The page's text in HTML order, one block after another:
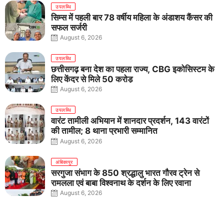
उपलब्धि
सिम्स में पहली बार 78 वर्षीय महिला के अंडाशय कैंसर की
सफल सर्जरी
August 6, 2026
उपलब्धि
छत्तीसगढ़ बना देश का पहला राज्य, CBG इकोसिस्टम के
लिए केंद्र से मिले 50 करोड़
August 6, 2026
उपलब्धि
वारंट तामीली अभियान में शानदार प्रदर्शन, 143 वारंटों
की तामील; 8 थाना प्रभारी सम्मानित
August 6, 2026
अंबिकापुर
सरगुजा संभाग के 850 श्रद्धालु भारत गौरव ट्रेन से
रामलला एवं बाबा विश्वनाथ के दर्शन के लिए रवाना
August 6, 2026